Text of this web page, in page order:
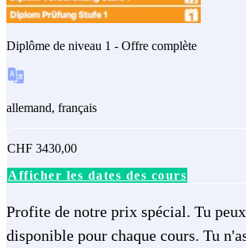
Diplôme de niveau 1 - Offre complète
allemand, français
CHF 3430,00
Afficher les dates des cours
Profite de notre prix spécial. Tu
disponible pour chaque cours. Tu